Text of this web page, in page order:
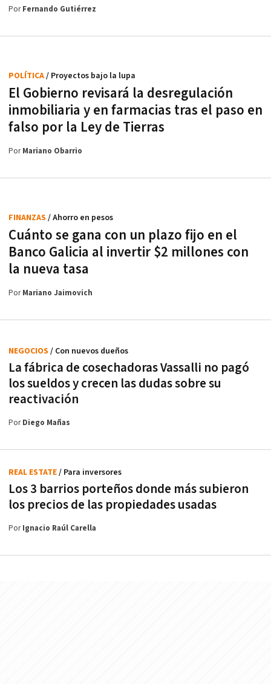
PorFernando Gutiérrez
El Gobierno revisará la desregulación
inmobiliaria y en farmacias tras el paso en
falso por la Ley de Tierras
POLÍTICA/ Proyectos bajo la lupa
PorMariano Obarrio
Cuánto se gana con un plazo fijo en el
Banco Galicia al invertir $2 millones con
la nueva tasa
FINANZAS / Ahorro en pesos
PorMariano Jaimovich
La fábrica de cosechadoras Vassalli no pagó
los sueldos y crecen las dudas sobre su
reactivación
NEGOCIOS / Con nuevos dueños
PorDiego Mañas
Los 3 barrios porteños donde más subieron
los precios de las propiedades usadas
REAL ESTATE/ Para inversores
PorIgnacio Raúl Carella